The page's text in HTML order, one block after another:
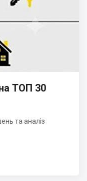
ТОП 30
та аналіз